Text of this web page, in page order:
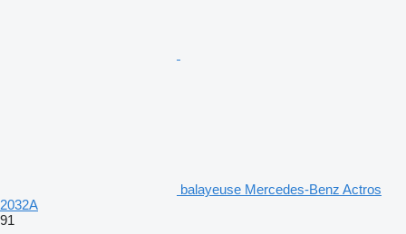
balayeuse Mercedes-Benz Actros
2032A
91